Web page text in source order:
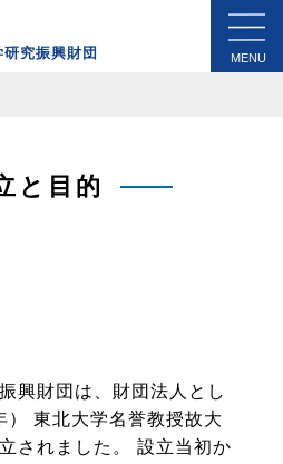
究振興財団 MENU
と目的
興財団は、財団法人とし
東北大学名誉教授故大
されました。 設立当初か